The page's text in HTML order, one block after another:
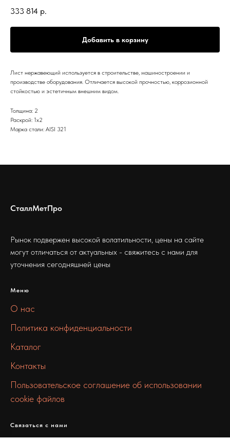
333 814 р.
Добавить в корзину
Лист нержавеющий используется в строительстве, машиностроении и
производстве оборудования. Отличается высокой прочностью, коррозионной
стойкостью и эстетичным внешним видом.
Толщина: 2
Раскрой: 1х2
Марка стали: AISI 321
СталлМетПро
Рынок подвержен высокой волатильности, цены на сайте
могут отличаться от актуальных - свяжитесь с нами для
уточнения сегодняшней цены
Меню
О нас
Политика конфиденциальности
Каталог
Контакты
Пользовательское соглашение об использовании
cookie файлов
Связаться с нами